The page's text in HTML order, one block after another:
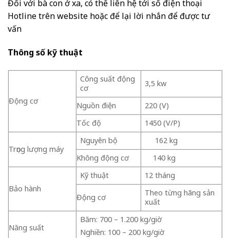
Đối với bà con ở xa, có thể liên hệ tới số điện thoại
Hotline trên website hoặc để lại lời nhắn để được tư
vấn
Thông số kỹ thuật
Động cơ
Công suất động
cơ
3,5 kw
Nguồn điện
220 (V)
Tốc độ
1450 (V/P)
Trọng lượng máy
Nguyên bộ
162 kg
Không động cơ
140 kg
Bảo hành
Kỹ thuật 12 tháng
Động cơ
Theo từng hãng sản
xuất
Năng suất
Băm: 700 – 1.200 kg/giờ
Nghiền: 100 – 200 kg/giờ